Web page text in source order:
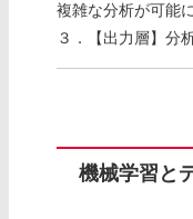
複雑な分析が可能
３．【出力層】分
機械学習と